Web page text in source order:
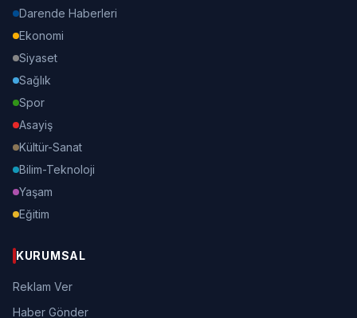
Darende Haberleri
Ekonomi
Siyaset
Sağlık
Spor
Asayiş
Kültür-Sanat
Bilim-Teknoloji
Yaşam
Eğitim
KURUMSAL
Reklam Ver
Haber Gönder